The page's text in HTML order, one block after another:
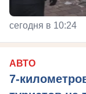
сегодня в 10:24
АВТО
7-